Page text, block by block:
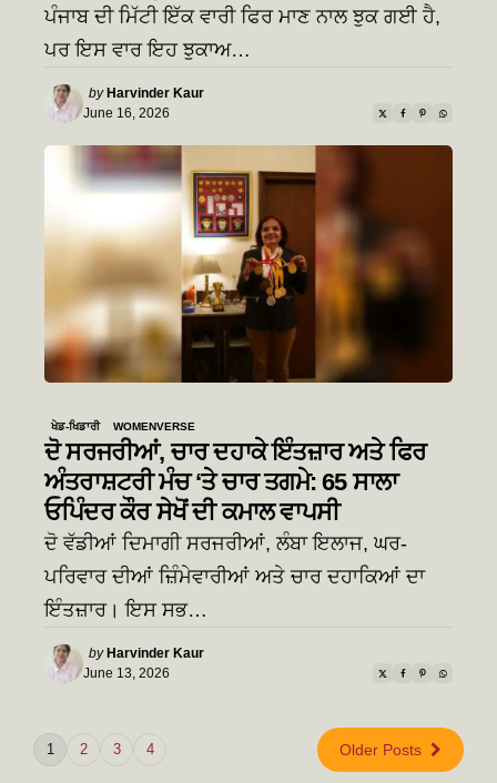
ਪੰਜਾਬ ਦੀ ਮਿੱਟੀ ਇੱਕ ਵਾਰੀ ਫਿਰ ਮਾਣ ਨਾਲ ਝੁਕ ਗਈ ਹੈ,
ਪਰ ਇਸ ਵਾਰ ਇਹ ਝੁਕਾਅ…
Posted
by
by Harvinder Kaur
June 16, 2026
ਖੇਡ-ਖਿਡਾਰੀ WOMENVERSE
ਦੋ ਸਰਜਰੀਆਂ, ਚਾਰ ਦਹਾਕੇ ਇੰਤਜ਼ਾਰ ਅਤੇ ਫਿਰ
ਅੰਤਰਾਸ਼ਟਰੀ ਮੰਚ ‘ਤੇ ਚਾਰ ਤਗਮੇ: 65 ਸਾਲਾ
ਓਪਿੰਦਰ ਕੌਰ ਸੇਖੋਂ ਦੀ ਕਮਾਲ ਵਾਪਸੀ
ਦੋ ਵੱਡੀਆਂ ਦਿਮਾਗੀ ਸਰਜਰੀਆਂ, ਲੰਬਾ ਇਲਾਜ, ਘਰ-
ਪਰਿਵਾਰ ਦੀਆਂ ਜ਼ਿੰਮੇਵਾਰੀਆਂ ਅਤੇ ਚਾਰ ਦਹਾਕਿਆਂ ਦਾ
ਇੰਤਜ਼ਾਰ। ਇਸ ਸਭ…
Posted
by
by Harvinder Kaur
June 13, 2026
1 2 3 4 Older Posts